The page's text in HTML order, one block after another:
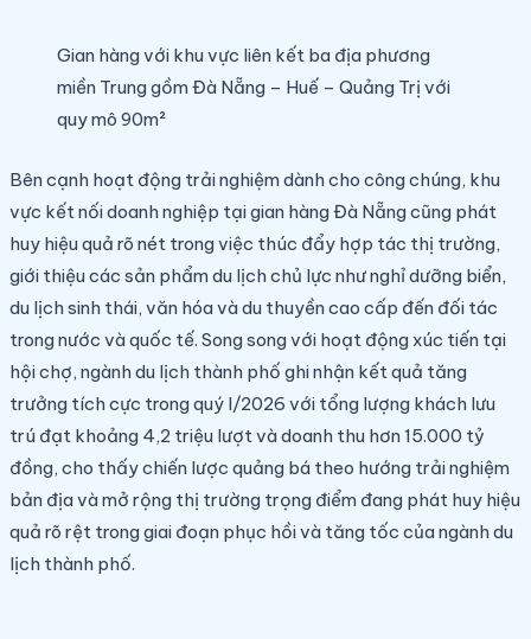
Gian hàng với khu vực liên kết ba địa phương
miền Trung gồm Đà Nẵng – Huế – Quảng Trị với
quy mô 90m²
Bên cạnh hoạt động trải nghiệm dành cho công chúng, khu
vực kết nối doanh nghiệp tại gian hàng Đà Nẵng cũng phát
huy hiệu quả rõ nét trong việc thúc đẩy hợp tác thị trường,
giới thiệu các sản phẩm du lịch chủ lực như nghỉ dưỡng biển,
du lịch sinh thái, văn hóa và du thuyền cao cấp đến đối tác
trong nước và quốc tế. Song song với hoạt động xúc tiến tại
hội chợ, ngành du lịch thành phố ghi nhận kết quả tăng
trưởng tích cực trong quý I/2026 với tổng lượng khách lưu
trú đạt khoảng 4,2 triệu lượt và doanh thu hơn 15.000 tỷ
đồng, cho thấy chiến lược quảng bá theo hướng trải nghiệm
bản địa và mở rộng thị trường trọng điểm đang phát huy hiệu
quả rõ rệt trong giai đoạn phục hồi và tăng tốc của ngành du
lịch thành phố.